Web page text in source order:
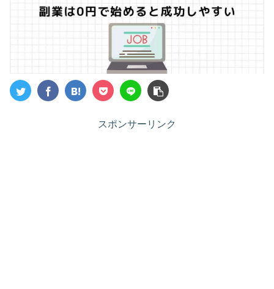
スポンサーリンク